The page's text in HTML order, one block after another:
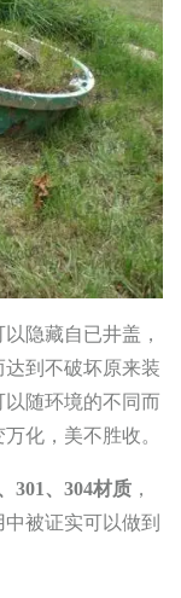
隐藏自已井盖，
到不破坏原来装
随环境的不同而
化，美不胜收。
301、304材质 ，
被证实可以做到